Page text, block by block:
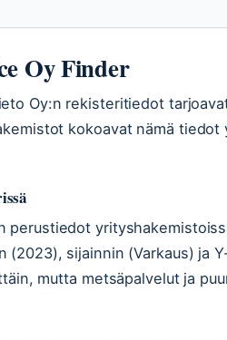
Oy Finder
Oy:n rekisteritiedot
kokoavat nämä
perustiedot
(2023), sijainnin (Varkaus) ja
mutta metsäpalvelut ja